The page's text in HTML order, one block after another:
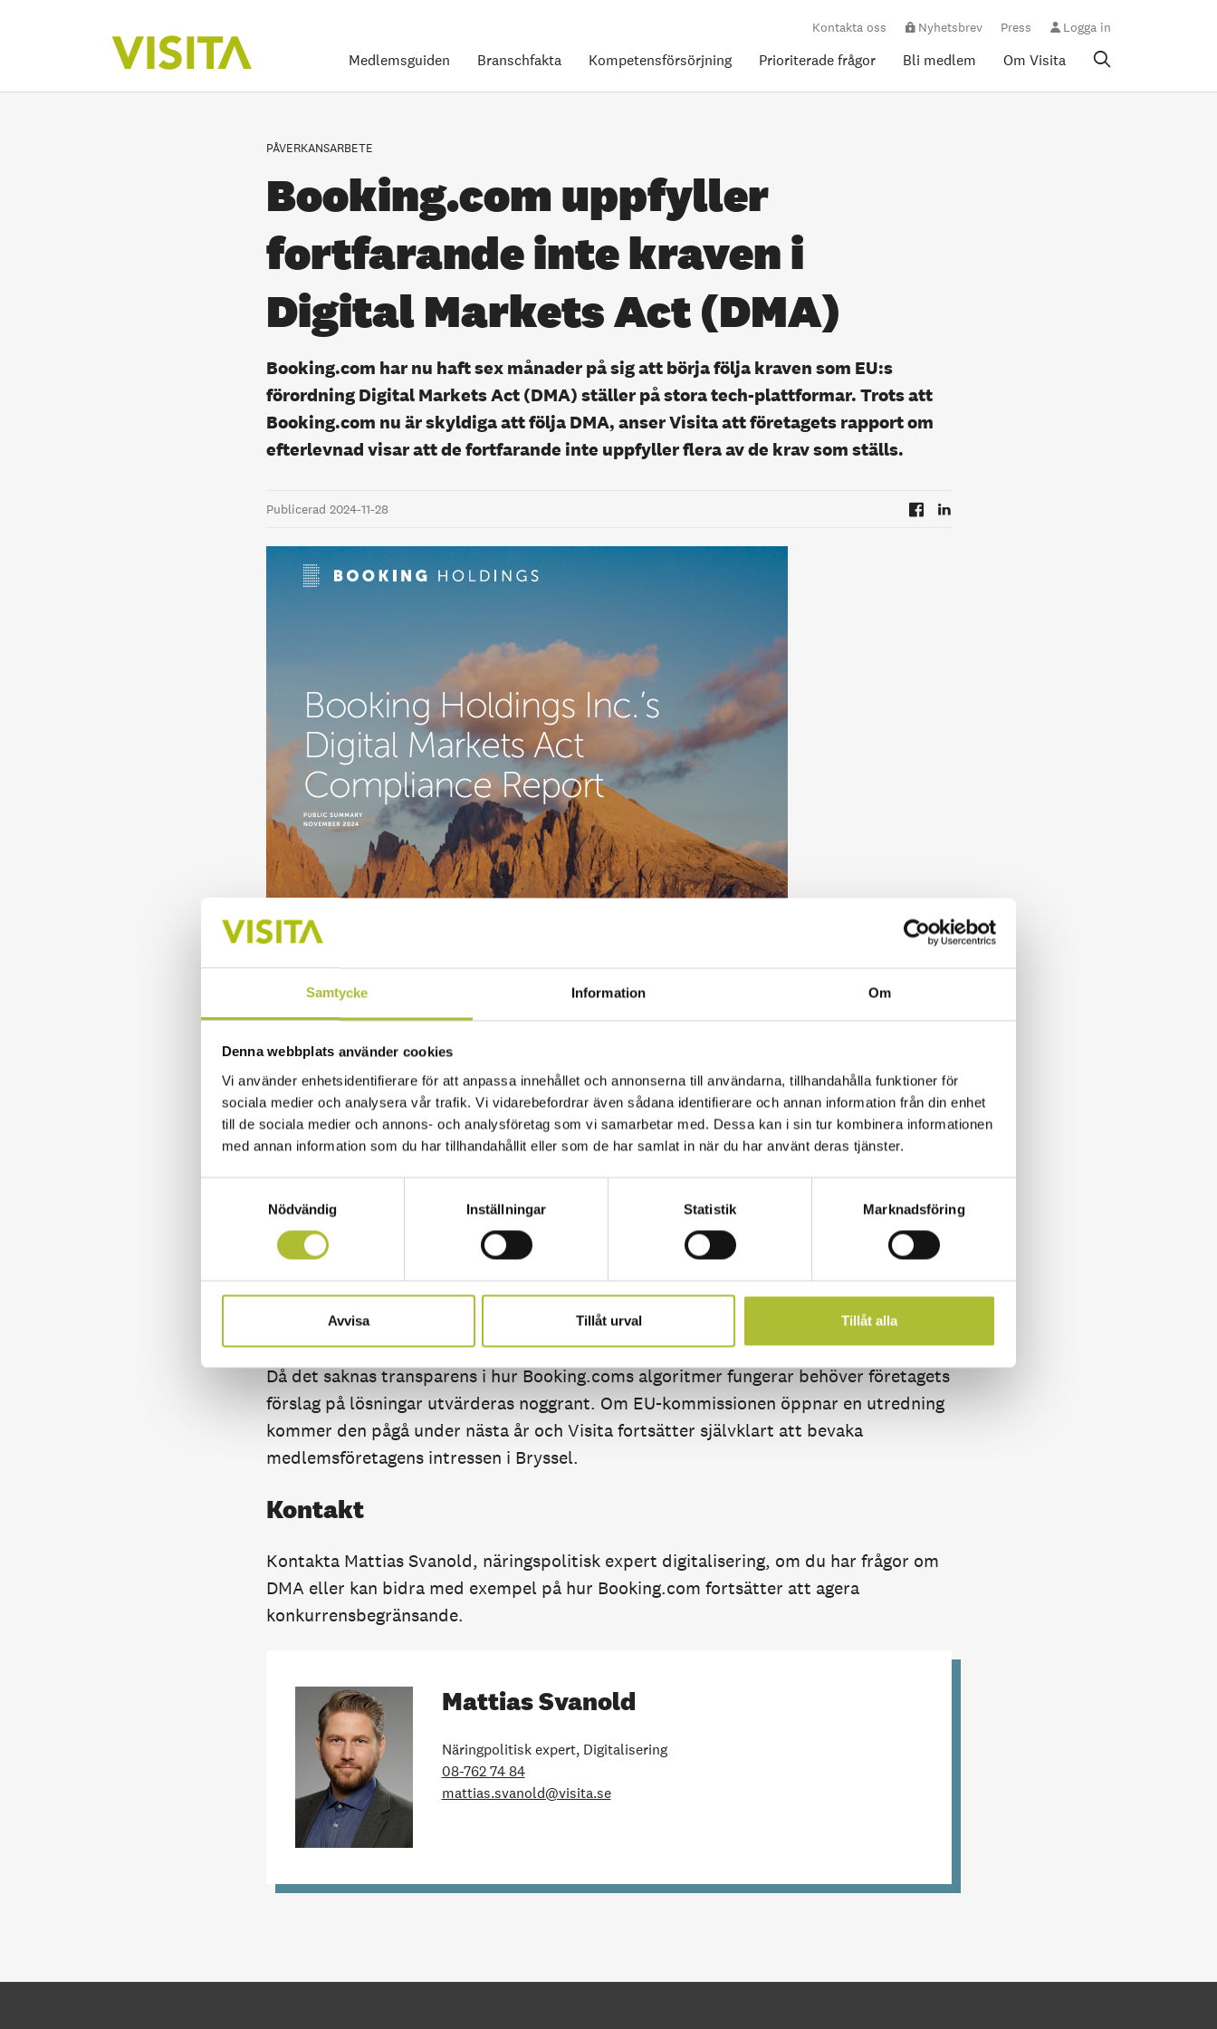
Samtycke Information Om
Denna webbplats använder cookies
Vi använder enhetsidentifierare för att anpassa innehållet och annonserna till användarna, tillhandahålla funktioner för
sociala medier och analysera vår trafik. Vi vidarebefordrar även sådana identifierare och annan information från din enhet
till de sociala medier och annons- och analysföretag som vi samarbetar med. Dessa kan i sin tur kombinera informationen
med annan information som du har tillhandahållit eller som de har samlat in när du har använt deras tjänster.
Nödvändig
Inställningar Statistik Marknadsföring
Avvisa Tillåt urval Tillåt alla
Medlemsguiden Branschfakta Kompetensförsörjning Prioriterade frågor Bli medlem Om Visita
Kontakta oss Nyhetsbrev Press Logga in
PÅVERKANSARBETE
Booking.com uppfyller
fortfarande inte kraven i
Digital Markets Act (DMA)
Booking.com har nu haft sex månader på sig att börja följa kraven som EU:s
förordning Digital Markets Act (DMA) ställer på stora tech-plattformar. Trots att
Booking.com nu är skyldiga att följa DMA, anser Visita att företagets rapport om
efterlevnad visar att de fortfarande inte uppfyller flera av de krav som ställs.
Publicerad 2024-11-28
Du kan läsa rapporten i sin helhet här.
deras allmänna avtalsvillkor inte längre gäller och att hotell nu ska ha möjlighet att
erbjuda bättre priser via andra kanaler. Men förändringen kommer bara få effekt om
väljer att erbjuda lägre priser bestraffas genom lägre synlighet eller ranking. Hotellen
saknar också fortfarande tillgång till viktig data om deras gäster.
Då det saknas transparens i hur Booking.coms algoritmer fungerar behöver företagets
förslag på lösningar utvärderas noggrant. Om EU-kommissionen öppnar en utredning
kommer den pågå under nästa år och Visita fortsätter självklart att bevaka
medlemsföretagens intressen i Bryssel.
Kontakt
Kontakta Mattias Svanold, näringspolitisk expert digitalisering, om du har frågor om
DMA eller kan bidra med exempel på hur Booking.com fortsätter att agera
konkurrensbegränsande.
Mattias Svanold
Näringpolitisk expert, Digitalisering
08-762 74 84
mattias.svanold@visita.se